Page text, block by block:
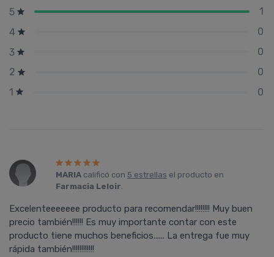
5
1
4
0
3
0
2
0
1
0
MARIAcalificó con 5 estrellas el producto en
Farmacia Leloir.
Excelenteeeeeee producto para recomendar!!!!!!!! Muy buen
precio también!!!!!! Es muy importante contar con este
producto tiene muchos beneficios...... La entrega fue muy
rápida también!!!!!!!!!!!!